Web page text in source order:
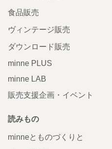
食品販売
ヴィンテージ販売
ダウンロード販売
minne PLUS
minne LAB
販売支援企画・イベント
読みもの
minneとものづくりと